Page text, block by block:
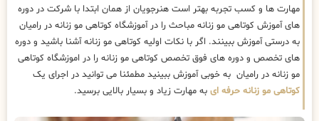
مهارت ها و کسب تجربه بهتر است هنرجویان از همان ابتدا با شرکت در دوره
های آموزش کوتاهی مو زنانه مباحث را در آموزشگاه کوتاهی مو زنانه در رامیان
به درستی آموزش ببینند. اگر با نکات اولیه کوتاهی مو زنانه آشنا باشید و دوره
های تخصص و دوره های فوق تخصص کوتاهی مو زنانه را در اموزشگاه کوتاهی
مو زنانه در رامیان به خوبی آموزش ببینید مطمئنا می توانید در اجرای یک
کوتاهی مو زنانه حرفه ای به مهارت زیاد و بسیار بالایی برسید.